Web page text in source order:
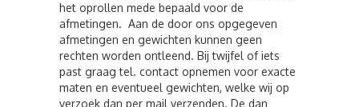
het oprollen mede bepaald voor de
afmetingen. Aan de door ons opgegeven
afmetingen en gewichten kunnen geen
rechten worden ontleend. Bij twijfel of iets
past graag tel. contact opnemen voor exacte
maten en eventueel gewichten, welke wij op
verzoek dan per mail verzenden. De dan